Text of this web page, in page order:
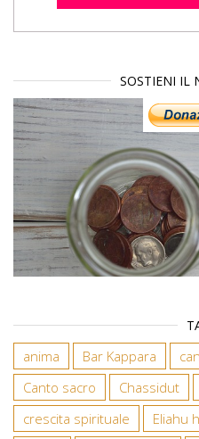
SOSTIENI IL
anima Bar Kappara
Canto sacro
Chassidut
crescita spirituale
Eliahu